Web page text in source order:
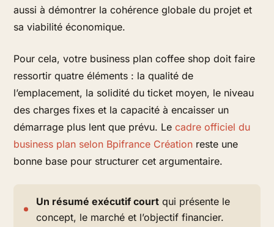
aussi à démontrer la cohérence globale du projet et
sa viabilité économique.
Pour cela, votre business plan coffee shop doit faire
ressortir quatre éléments : la qualité de
l’emplacement, la solidité du ticket moyen, le niveau
des charges fixes et la capacité à encaisser un
démarrage plus lent que prévu. Lecadre officiel du
business plan selon Bpifrance Création reste une
bonne base pour structurer cet argumentaire.
Un résumé exécutif court qui présente le
concept, le marché et l’objectif financier.